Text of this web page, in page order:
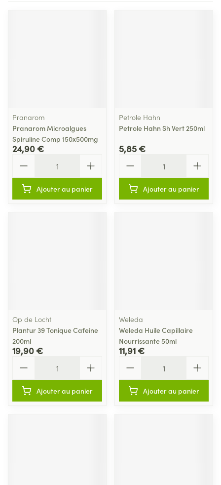
Pranarom
Pranarom Microalgues
Spiruline Comp 150x500mg
24,90 €
Ajouter au panier
Petrole Hahn
Petrole Hahn Sh Vert 250ml
5,85 €
Ajouter au panier
Op de Locht
Plantur 39 Tonique Cafeine
200ml
19,90 €
Ajouter au panier
Weleda
Weleda Huile Capillaire
Nourrissante 50ml
11,91 €
Ajouter au panier